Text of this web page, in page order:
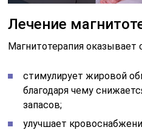
Лечение
Магнитотерапия
стимулирует жировой
благодаря чему
запасов;
улучшает